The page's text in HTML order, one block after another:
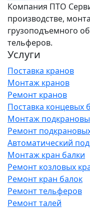
Компания ПТО
производстве,
грузоподъемного
тельферов.
Услуги
Поставка кранов
Монтаж кранов
Ремонт кранов
Поставка концевых
Монтаж
Ремонт
Автоматический
Монтаж кран балки
Ремонт козловых
Ремонт кран балок
Ремонт тельферов
Ремонт талей